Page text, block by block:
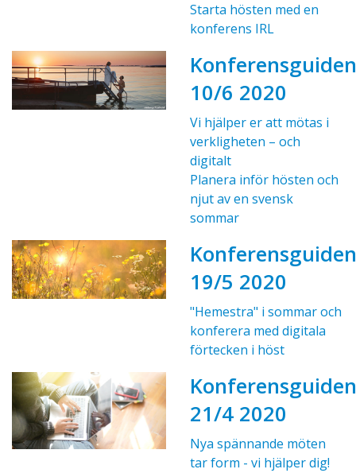
Starta hösten med en
konferens IRL
Konferensguiden
10/6 2020
Vi hjälper er att mötas i
verkligheten – och
digitalt
Planera inför hösten och
njut av en svensk
sommar
Konferensguiden
19/5 2020
"Hemestra" i sommar och
konferera med digitala
förtecken i höst
Konferensguiden
21/4 2020
Nya spännande möten
tar form - vi hjälper dig!